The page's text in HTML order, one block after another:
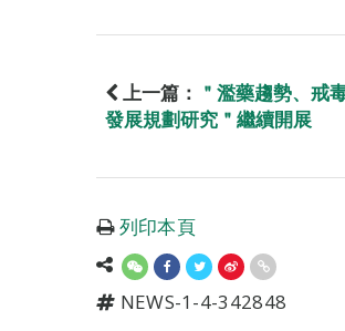
上一篇： ＂濫藥趨勢、戒
發展規劃研究＂繼續開展
列印本頁
NEWS-1-4-342848